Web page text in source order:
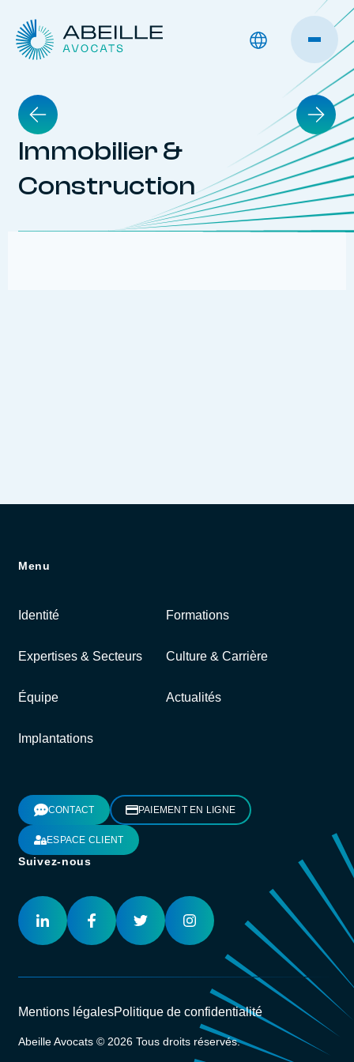
Immobilier &
Construction
Menu
Identité Formations
Expertises & Secteurs Culture & Carrière
Équipe Actualités
Implantations
CONTACT PAIEMENT EN LIGNE
ESPACE CLIENT
Suivez-nous
Mentions légalesPolitique de confidentialité
Abeille Avocats © 2026 Tous droits réservés.